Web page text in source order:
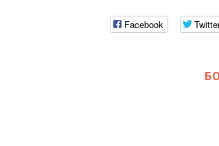
Facebook